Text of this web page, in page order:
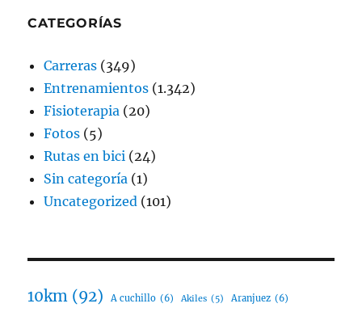
CATEGORÍAS
Carreras (349)
Entrenamientos (1.342)
Fisioterapia (20)
Fotos (5)
Rutas en bici (24)
Sin categoría (1)
Uncategorized (101)
10km (92) A cuchillo (6) Akiles (5) Aranjuez (6)